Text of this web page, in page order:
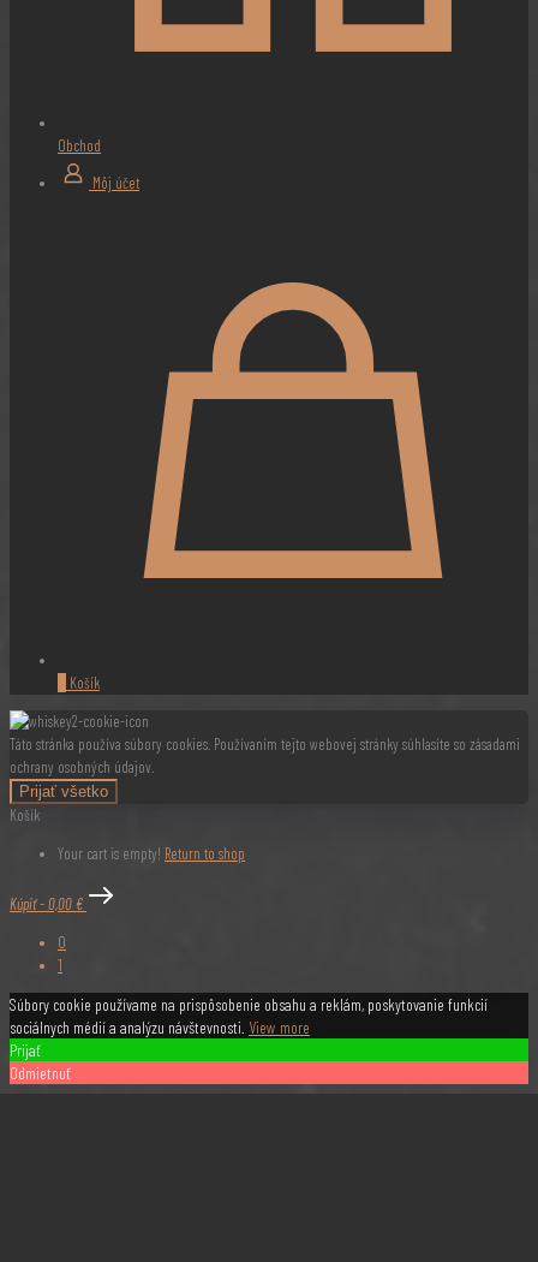
Obchod
Môj účet
Košík
Táto stránka používa súbory cookies. Používaním tejto webovej stránky súhlasíte so zásadami
ochrany osobných údajov.
Prijať všetko
Košík
Your cart is empty! Return to shop
Kúpiť-0,00 €
0
1
Súbory cookie používame na prispôsobenie obsahu a reklám, poskytovanie funkcií
sociálnych médií a analýzu návštevnosti. View more
Prijať
Odmietnuť